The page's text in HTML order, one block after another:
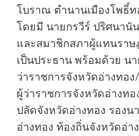
โบราณ ตำนานเมืองโพธิ์ท
โดยมี นายกรวีร์ ปริศนานั
และสมาชิกสภาผู้แทนราษ
เป็นประธาน พร้อมด้วย น
ว่าราชการจังหวัดอ่างทอ
ผู้ว่าราชการจังหวัดอ่างท
ปลัดจังหวัดอ่างทอง รองน
อ่างทอง ท้องถิ่นจังหวัดอ่า